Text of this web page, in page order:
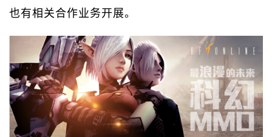
也有相关合作业务开展。